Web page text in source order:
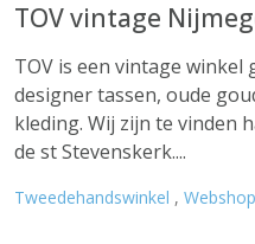
TOV vintage
TOV is een vintage winkel
designer tassen, oude
kleding. Wij zijn te vinden
de st Stevenskerk....
Tweedehandswinkel , Webshop